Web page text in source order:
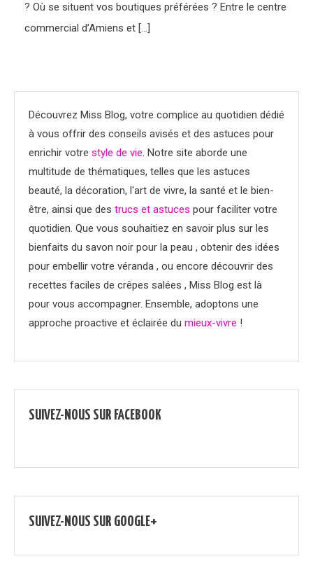
? Où se situent vos boutiques préférées ? Entre le centre
commercial d’Amiens et […]
Découvrez Miss Blog, votre complice au quotidien dédié
à vous offrir des conseils avisés et des astuces pour
enrichir votre style de vie. Notre site aborde une
multitude de thématiques, telles que les astuces
beauté, la décoration, l'art de vivre, la santé et le bien-
être, ainsi que des trucs et astuces pour faciliter votre
quotidien. Que vous souhaitiez en savoir plus sur les
bienfaits du savon noir pour la peau , obtenir des idées
pour embellir votre véranda , ou encore découvrir des
recettes faciles de crêpes salées , Miss Blog est là
pour vous accompagner. Ensemble, adoptons une
approche proactive et éclairée du mieux-vivre !
SUIVEZ-NOUS SUR FACEBOOK
SUIVEZ-NOUS SUR GOOGLE+